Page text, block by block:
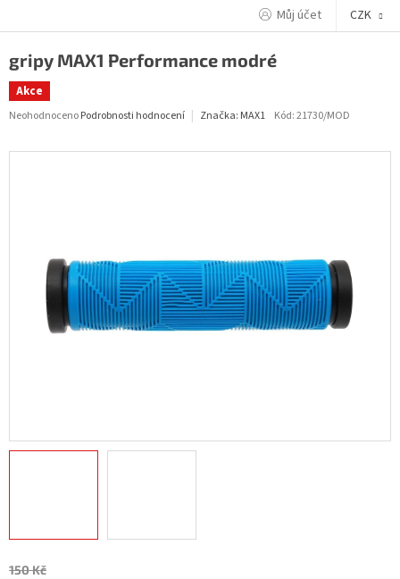
Můj účet CZK
gripy MAX1 Performance modré
Akce
Průměrné
NeohodnocenoPodrobnosti hodnocení Značka: MAX1 Kód:21730/MOD
150 Kč
Měrná